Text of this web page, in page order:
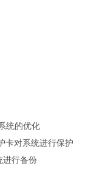
统的优化
卡对系统进行保护
进行备份